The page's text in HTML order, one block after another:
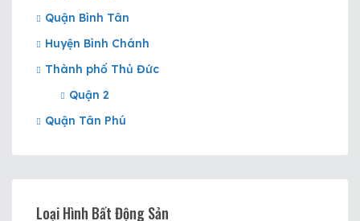
Quận Bình Tân
Huyện Bình Chánh
Thành phố Thủ Đức
Quận 2
Quận Tân Phú
Loại Hình Bất Động Sản